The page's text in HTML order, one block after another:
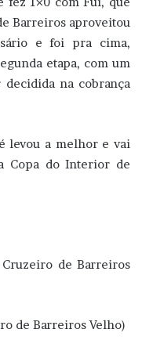
Barreiros aproveitou
e foi pra cima,
etapa, com um
na cobrança
levou a melhor e vai
Copa do Interior de
Cruzeiro de Barreiros
de Barreiros Velho)